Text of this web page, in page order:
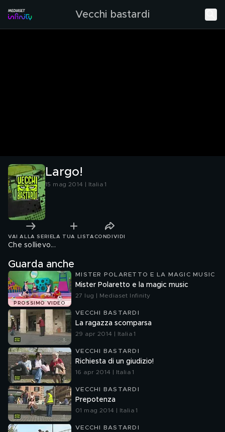
Vecchi bastardi
Largo!
15 mag 2014 | Italia 1
VAI ALLA SERIE LA TUA LISTA CONDIVIDI
Che sollievo...
Guarda anche
PROSSIMO VIDEO
MISTER POLARETTO E LA MAGIC MUSIC
Mister Polaretto e la magic music
27 lug | Mediaset Infinity
VECCHI BASTARDI
La ragazza scomparsa
29 apr 2014 | Italia 1
VECCHI BASTARDI
Richiesta di un giudizio!
16 apr 2014 | Italia 1
VECCHI BASTARDI
Prepotenza
01 mag 2014 | Italia 1
VECCHI BASTARDI